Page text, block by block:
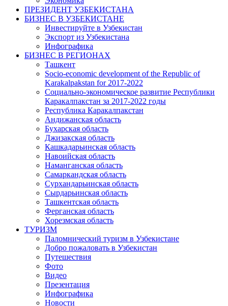
ПРЕЗИДЕНТ УЗБЕКИСТАНА
БИЗНЕС В УЗБЕКИСТАНЕ
Инвестируйте в Узбекистан
Экспорт из Узбекистана
Инфографика
БИЗНЕС В РЕГИОНАХ
Ташкент
Socio-economic development of the Republic of
Karakalpakstan for 2017-2022
Социально-экономическое развитие Республики
Каракалпакстан за 2017-2022 годы
Республика Каракалпакстан
Андижанская область
Бухарская область
Джизакская область
Кашкадарьинская область
Навоийская область
Наманганская область
Самаркандская область
Сурхандарьинская область
Сырдарьинская область
Ташкентская область
Ферганская область
Хорезмская область
ТУРИЗМ
Паломнический туризм в Узбекистане
Добро пожаловать в Узбекистан
Путешествия
Фото
Видео
Презентация
Инфографика
Новости